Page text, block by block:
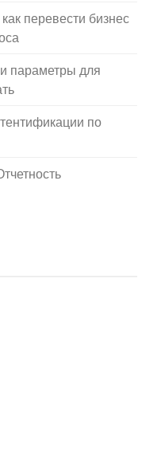
перевести бизнес
параметры для
по